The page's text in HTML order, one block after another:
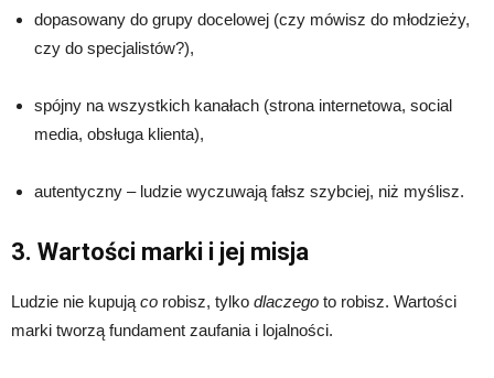
dopasowany do grupy docelowej (czy mówisz do młodzieży,
czy do specjalistów?),
spójny na wszystkich kanałach (strona internetowa, social
media, obsługa klienta),
autentyczny – ludzie wyczuwają fałsz szybciej, niż myślisz.
3. Wartości marki i jej misja
Ludzie nie kupują co robisz, tylko dlaczego to robisz. Wartości
marki tworzą fundament zaufania i lojalności.